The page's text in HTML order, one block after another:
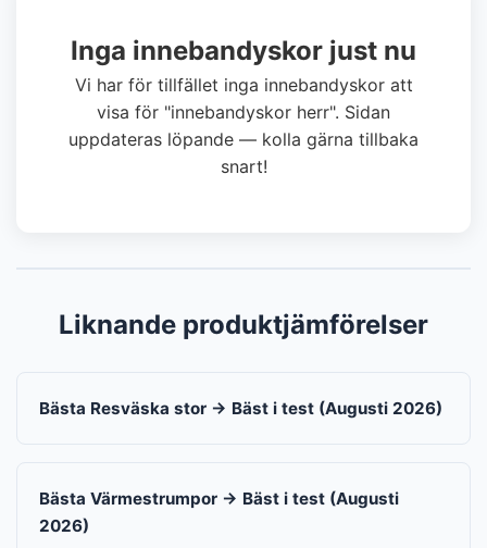
Inga innebandyskor just nu
Vi har för tillfället inga innebandyskor att
visa för "innebandyskor herr". Sidan
uppdateras löpande — kolla gärna tillbaka
snart!
Liknande produktjämförelser
Bästa Resväska stor → Bäst i test (Augusti 2026)
Bästa Värmestrumpor → Bäst i test (Augusti
2026)